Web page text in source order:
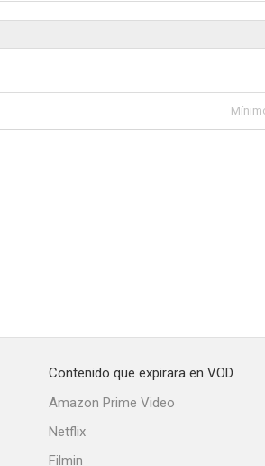
Contenido que expirara en VOD
Amazon Prime Video
Netflix
Filmin